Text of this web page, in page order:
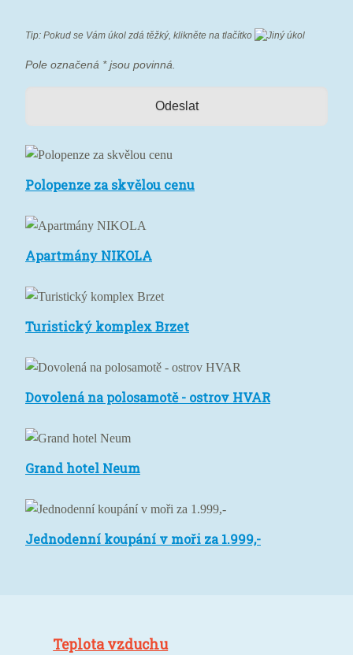
Tip: Pokud se Vám úkol zdá těžký, klikněte na tlačítko
Pole označená *jsou povinná.
Polopenze za skvělou cenu
za
skvělou
cenu
Apartmány NIKOLA
NIKOLA
Turistický komplex Brzet
komplex
Brzet
Dovolená na polosamotě - ostrov HVAR
na
polosamotě
-
ostrov
Grand hotel Neum
hotel
Neum
Jednodenní koupání v moři za 1.999,-
koupání
Teplota vzduchu